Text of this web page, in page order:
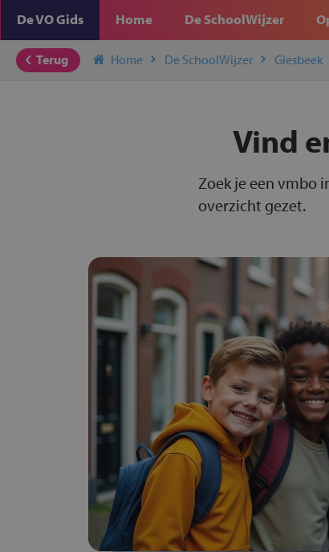
De VO Gids Home De SchoolWijzer
Terug Home De SchoolWijzer Giesbeek
Vind
Zoek je een vmbo
overzicht gezet.